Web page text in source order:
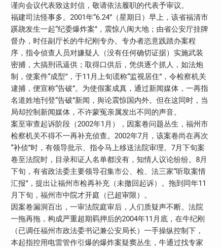
谨向会议代表致这封信，敬请依法履职的代表予审议。
福建司法怪事多。2001年“6.24”（星期日）早上，该省福清市
蹊跷发生一起“纪委爆炸案”，震惊八闽大地；由省公安厅挂牌
督办，时任副厅长的牛纪刚专办。专办者恣意践踏办案程
序，指令侦查人员对嫌疑人（没有任何确切证据）实施武装
密捕，大搞刑讯逼供；取得口供后，凭供逐个抓人，如法炮
制，使案件“成型”，于11月上旬谎称“监视居住”，令检察机关
逮捕，便宣称“告破”。为使假案成真，通过新闻媒体，一再指
名道姓地刊登“告破”新闻，舆论震惊国内外。但在这同时，当
局却控制新闻媒体，不许蒙冤亲属发出不同的声音。
案至审查起诉阶段（2002年1月），因案卷问题丛生，福州市
检察机关不得不一再补充侦查。2002年7月，该案卷尚在再次
“补侦”时，有领导批示、指令马上移送法院审理。7月下旬案
卷至法院时，目录和证人名单都没有，知情人议论纷纷。8月
下旬，有省政法委主要领导召集市公、检、法三家“听取案情
汇报”，提出让福州市检再补充（未撤回起诉）。拖到同年11
月下旬，福州市中院才开庭（已超审限）。
因案卷漏洞百出，一审法院庭审后，人们质疑声不断。法院
一拖再拖，构成严重超期羁押后的2004年11月底，在牛纪刚
（已调任福州市政法委书记兼公安局长）一手操纵控制下，
本起指控用电雷管作引爆的爆炸案疑窦丛生，牛通过找专家